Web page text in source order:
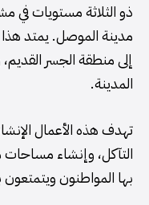
ذو الثلاثة مستويات في
مدينة الموصل. يمتد
إلى منطقة الجسر
المدينة.
تهدف هذه الأعمال
التآكل، وإنشاء
بها المواطنون ويتمتعون